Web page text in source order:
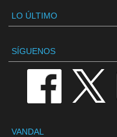
LO ÚLTIMO
SÍGUENOS
VANDAL